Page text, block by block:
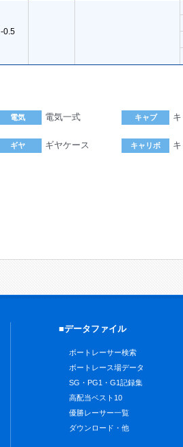
-0.5
電気 電気一式 キャブ
ギヤ ギヤケース キャリボ
■データファイル
ボートレーサー検索
ボートレース場データ
SG・PG1・G1記録集
高配当ベスト10
優勝レーサー一覧
ダウンロード・他